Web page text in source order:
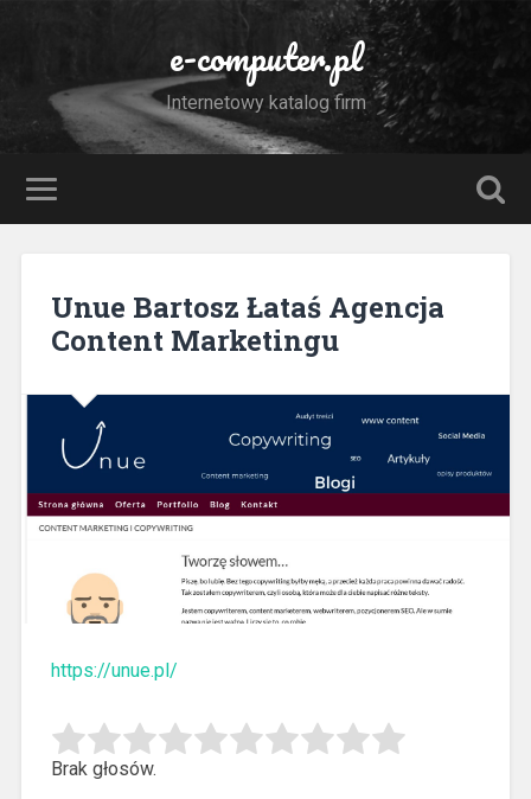
e-computer.pl
Internetowy katalog firm
Unue Bartosz Łataś Agencja
Content Marketingu
https://unue.pl/
Brak głosów.